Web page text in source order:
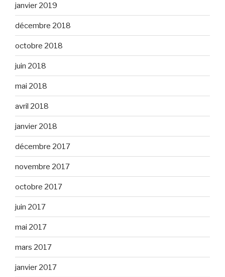
janvier 2019
décembre 2018
octobre 2018
juin 2018
mai 2018
avril 2018
janvier 2018
décembre 2017
novembre 2017
octobre 2017
juin 2017
mai 2017
mars 2017
janvier 2017